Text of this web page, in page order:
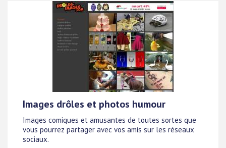
Images drôles et photos humour
Images comiques et amusantes de toutes sortes que
vous pourrez partager avec vos amis sur les réseaux
sociaux.